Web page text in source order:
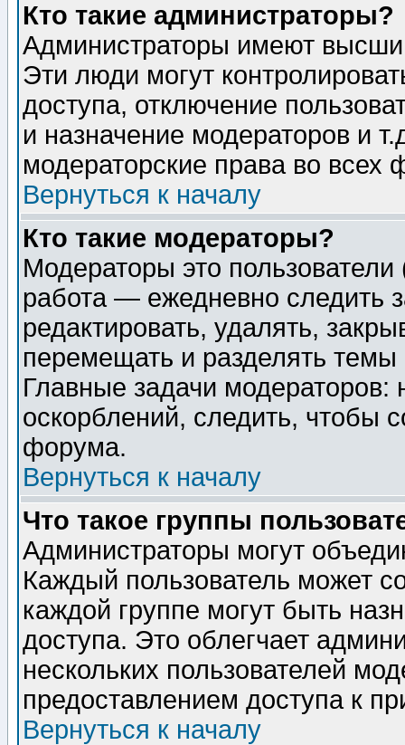
Кто такие администраторы?
Администраторы имеют
Эти люди могут
доступа, отключение
и назначение модераторов и
модераторские права во всех
Вернуться к началу
Кто такие модераторы?
Модераторы это
работа — ежедневно следить
редактировать, удалять,
перемещать и разделять
Главные задачи
оскорблений, следить, чтобы
форума.
Вернуться к началу
Что такое группы
Администраторы могут
Каждый пользователь может
каждой группе могут быть
доступа. Это облегчает
нескольких пользователей
предоставлением доступа к
Вернуться к началу